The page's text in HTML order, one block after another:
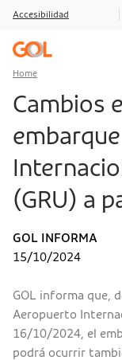
Go to menu
Go to the content
Go to footer
Accesibilidad
Home
Cambios
(GRU) a
GOL INFORMA
15/10/2024
GOL informa que,
Aeropuerto
16/10/2024, el
podrá ocurrir